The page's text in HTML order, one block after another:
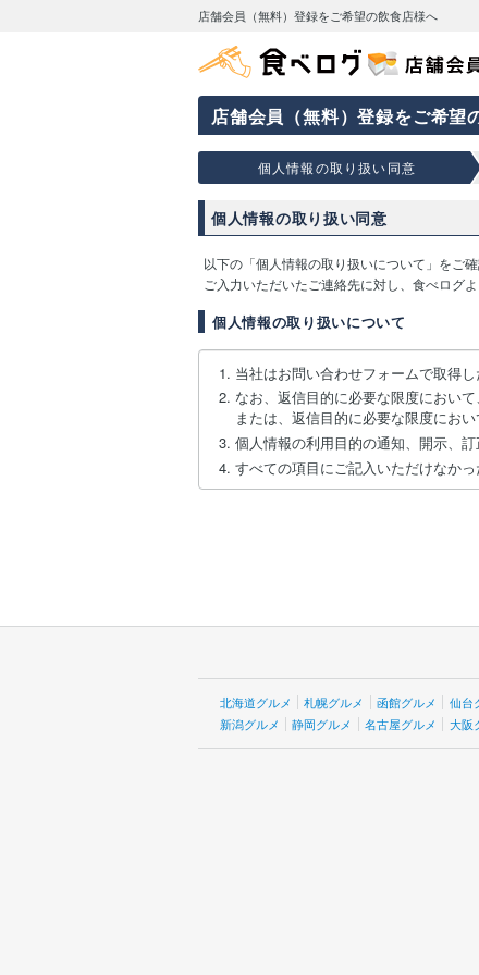
店舗会員（無料）登録をご希望の飲食店様へ
店舗会員（無料）登録をご希望
個人情報の取り扱い同意
個人情報の取り扱い同意
以下の「個人情報の取り扱いについて」をご
ご入力いただいたご連絡先に対し、食べログ
個人情報の取り扱いについて
当社はお問い合わせフォームで取得
なお、返信目的に必要な限度におい
または、返信目的に必要な限度にお
個人情報の利用目的の通知、開示、
すべての項目にご記入いただけなか
北海道グルメ 札幌グルメ 函館グルメ 仙台
新潟グルメ
静岡グルメ 名古屋グルメ 大阪